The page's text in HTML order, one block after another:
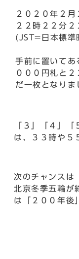
２０２０年２月
２２時２２分２
(JST=日本標準
手前に置いてあ
０００円札と
だ一枚となりま
「３」「４」
は、３３時や
次のチャンスは
北京冬季五輪が
は「２００年後